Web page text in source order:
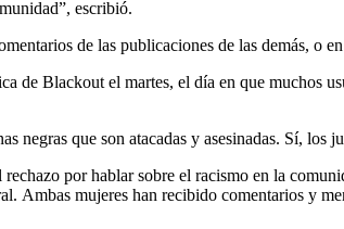
escribió.
de las publicaciones de las demás, o
de Blackout el martes, el día en que muchos
negras que son atacadas y asesinadas. Sí,
por hablar sobre el racismo en la
mujeres han recibido comentarios y